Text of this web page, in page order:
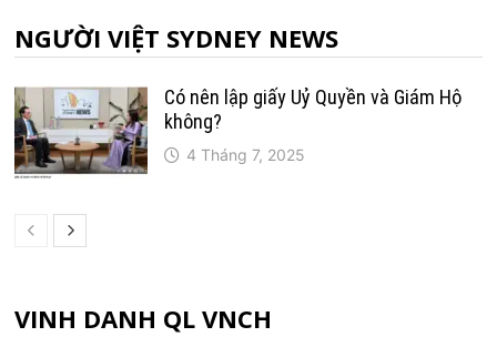
NGƯỜI VIỆT SYDNEY NEWS
Có nên lập giấy Uỷ Quyền và Giám Hộ
không?
4 Tháng 7, 2025
VINH DANH QL VNCH